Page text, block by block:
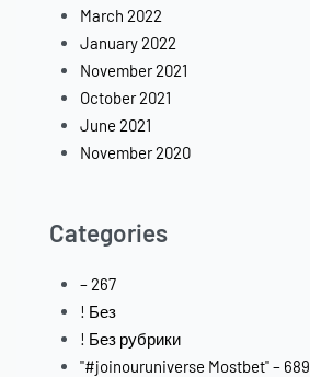
March 2022
January 2022
November 2021
October 2021
June 2021
November 2020
Categories
– 267
! Без
! Без рубрики
"#joinouruniverse Mostbet" – 689